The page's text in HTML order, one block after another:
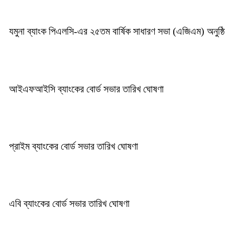
যমুনা ব্যাংক পিএলসি-এর ২৫তম বার্ষিক সাধারণ সভা (এজিএম)
আইএফআইসি ব্যাংকের বোর্ড সভার তারিখ ঘোষণা
প্রাইম ব্যাংকের বোর্ড সভার তারিখ ঘোষণা
এবি ব্যাংকের বোর্ড সভার তারিখ ঘোষণা